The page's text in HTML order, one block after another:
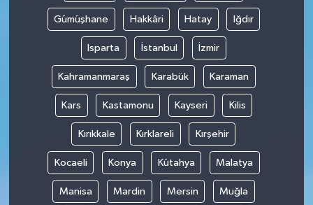
Gümüşhane Hakkâri Hatay Iğdır
Isparta İstanbul İzmir
Kahramanmaraş Karabük Karaman
Kars Kastamonu Kayseri Kilis
Kırıkkale Kırklareli Kırşehir
Kocaeli Konya Kütahya Malatya
Manisa Mardin Mersin Muğla